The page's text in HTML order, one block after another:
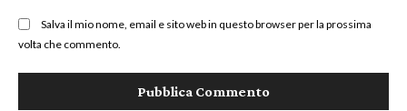
Salva il mio nome, email e sito web in questo browser per la prossima
volta che commento.